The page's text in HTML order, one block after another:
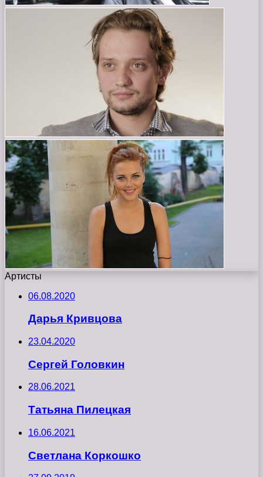
Артисты
06.08.2020
Дарья Кривцова
23.04.2020
Сергей Головкин
28.06.2021
Татьяна Пилецкая
16.06.2021
Светлана Коркошко